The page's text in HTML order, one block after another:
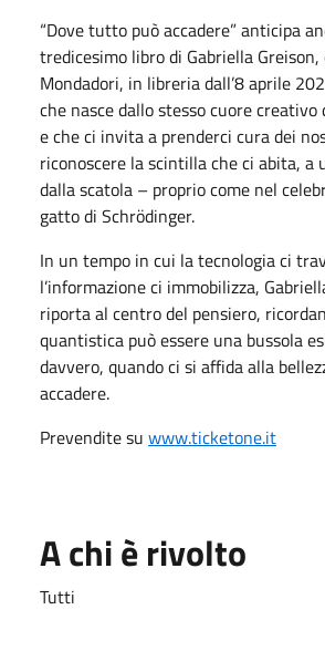
“Dove tutto può accadere”anticipa
tredicesimo libro di Gabriella
Mondadori, in libreria dall’8 aprile
che nasce dallo stesso cuore creativo
e che ci invita a prenderci cura dei
riconoscere la scintilla che ci abita, a
dalla scatola – proprio come nel
gatto di Schrödinger.
In un tempo in cui la tecnologia ci
l’informazione ci immobilizza,
riporta al centro del pensiero,
quantistica può essere una bussola
davvero, quando ci si affida alla
accadere.
Prevendite su www.ticketone.it
A chi è rivolto
Tutti